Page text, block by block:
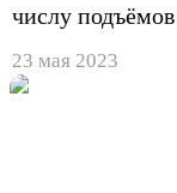
числу
23 мая 2023